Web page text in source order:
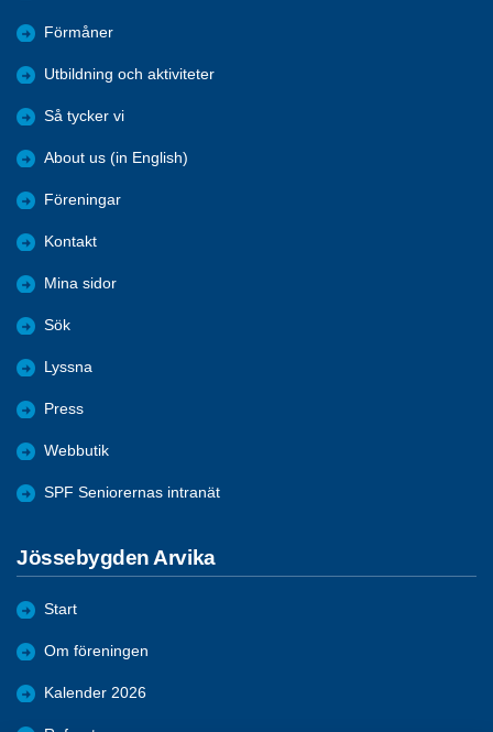
Förmåner
Utbildning och aktiviteter
Så tycker vi
About us (in English)
Föreningar
Kontakt
Mina sidor
Sök
Lyssna
Press
Webbutik
SPF Seniorernas intranät
Jössebygden Arvika
Start
Om föreningen
Kalender 2026